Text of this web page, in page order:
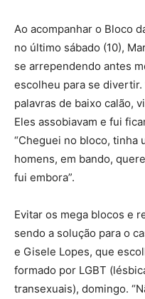
Ao acompanhar o Bloco
no último sábado (10),
se arrependendo antes
escolheu para se divertir.
palavras de baixo calão,
Eles assobiavam e fui
“Cheguei no bloco, tinha
homens, em bando,
fui embora”.
Evitar os mega blocos e
sendo a solução para o
e Gisele Lopes, que
formado por LGBT
transexuais), domingo.